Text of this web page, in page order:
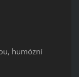
humózní